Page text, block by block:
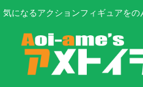
気になるアクションフィギュアをの